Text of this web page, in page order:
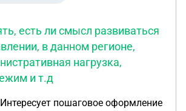
есть ли смысл развиваться
в данном регионе,
нагрузка,
и т.д
пошаговое оформление